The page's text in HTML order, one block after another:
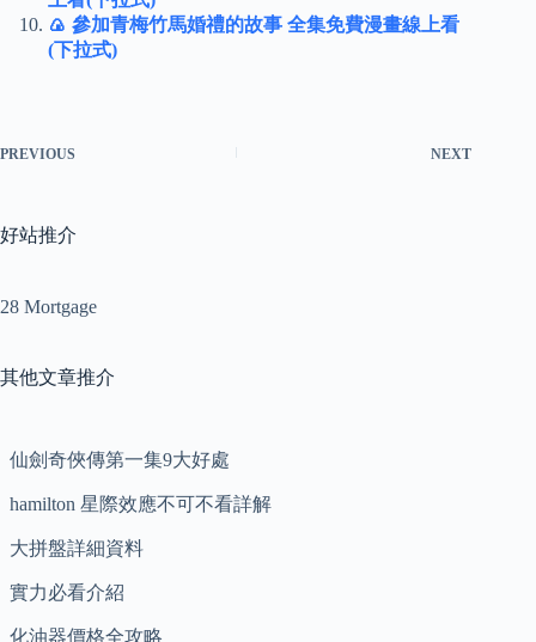
🍙 參加青梅竹馬婚禮的故事 全集免費漫畫線上看
(下拉式)
PREVIOUS NEXT
好站推介
28 Mortgage
其他文章推介
仙劍奇俠傳第一集9大好處
hamilton 星際效應不可不看詳解
大拼盤詳細資料
實力必看介紹
化油器價格全攻略